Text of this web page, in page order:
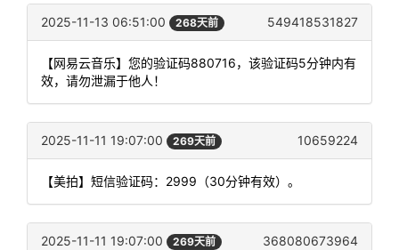
2025-11-13 06:51:00 268天前 549418531827
【网易云音乐】您的验证码880716，该验证码5分钟内有
效，请勿泄漏于他人！
2025-11-11 19:07:00 269天前 10659224
【美拍】短信验证码：2999（30分钟有效）。
2025-11-11 19:07:00 269天前 368080673964